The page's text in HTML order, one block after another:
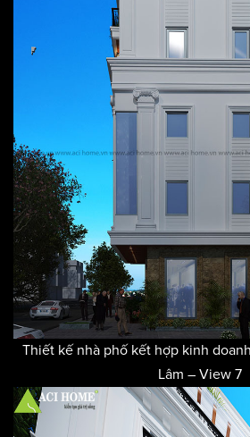
Thiết kế nhà phố kết hợp kinh
Lâm – View 7